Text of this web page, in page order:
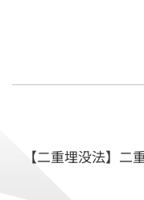
【二重埋没法】